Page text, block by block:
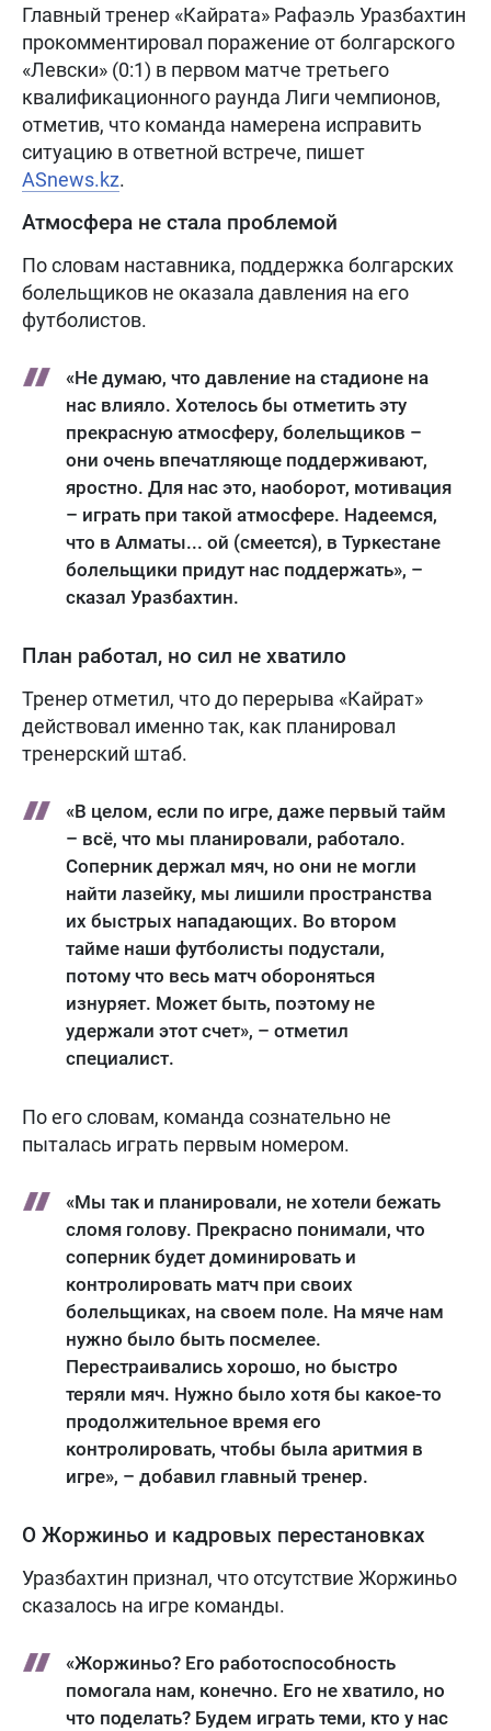
Главный тренер «Кайрата» Рафаэль Уразбахтин
прокомментировал поражение от болгарского
«Левски» (0:1) в первом матче третьего
квалификационного раунда Лиги чемпионов,
отметив, что команда намерена исправить
ситуацию в ответной встрече, пишет
ASnews.kz.
Атмосфера не стала проблемой
По словам наставника, поддержка болгарских
болельщиков не оказала давления на его
футболистов.
«Не думаю, что давление на стадионе на
нас влияло. Хотелось бы отметить эту
прекрасную атмосферу, болельщиков –
они очень впечатляюще поддерживают,
яростно. Для нас это, наоборот, мотивация
– играть при такой атмосфере. Надеемся,
что в Алматы... ой (смеется), в Туркестане
болельщики придут нас поддержать», –
сказал Уразбахтин.
План работал, но сил не хватило
Тренер отметил, что до перерыва «Кайрат»
действовал именно так, как планировал
тренерский штаб.
«В целом, если по игре, даже первый тайм
– всё, что мы планировали, работало.
Соперник держал мяч, но они не могли
найти лазейку, мы лишили пространства
их быстрых нападающих. Во втором
тайме наши футболисты подустали,
потому что весь матч обороняться
изнуряет. Может быть, поэтому не
удержали этот счет», – отметил
специалист.
По его словам, команда сознательно не
пыталась играть первым номером.
«Мы так и планировали, не хотели бежать
сломя голову. Прекрасно понимали, что
соперник будет доминировать и
контролировать матч при своих
болельщиках, на своем поле. На мяче нам
нужно было быть посмелее.
Перестраивались хорошо, но быстро
теряли мяч. Нужно было хотя бы какое-то
продолжительное время его
контролировать, чтобы была аритмия в
игре», – добавил главный тренер.
О Жоржиньо и кадровых перестановках
Уразбахтин признал, что отсутствие Жоржиньо
сказалось на игре команды.
«Жоржиньо? Его работоспособность
помогала нам, конечно. Его не хватило, но
что поделать? Будем играть теми, кто у нас